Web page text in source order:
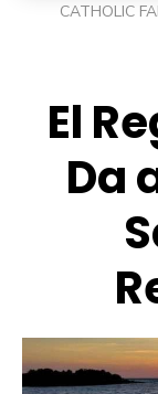
CATHOLIC
El
Da